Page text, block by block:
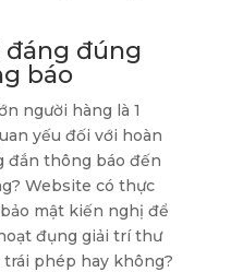
đúng
báo
người hàng là 1
yếu đối với hoàn
đắn thông báo đến
Website có thực
mật kiến nghị để
đụng giải trí thư
phép hay không?